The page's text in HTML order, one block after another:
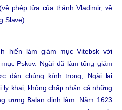
phép tửa của thánh Vladimir, về
Slave).
hiến làm giám mục Vitebsk với
Pskov. Ngài đã làm tổng giám
dân chúng kính trọng, Ngài lại
khai, không chấp nhận cả những
ương Balan định làm. Năm 1623